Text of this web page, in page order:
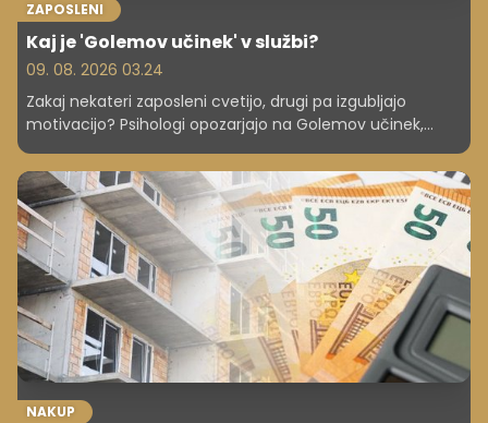
ZAPOSLENI
Kaj je 'Golemov učinek' v službi?
09. 08. 2026 03.24
Zakaj nekateri zaposleni cvetijo, drugi pa izgubljajo
motivacijo? Psihologi opozarjajo na Golemov učinek,
NAKUP